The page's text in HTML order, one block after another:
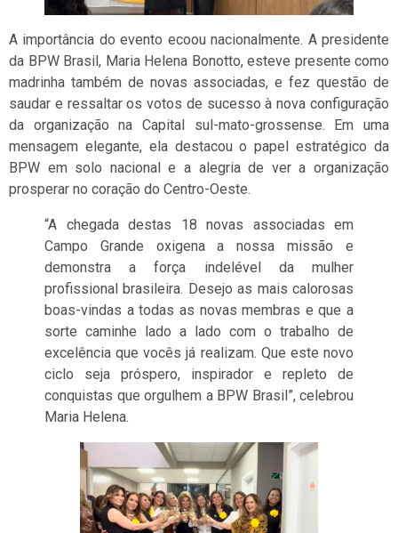
A importância do evento ecoou nacionalmente. A presidente
da BPW Brasil, Maria Helena Bonotto, esteve presente como
madrinha também de novas associadas, e fez questão de
saudar e ressaltar os votos de sucesso à nova configuração
da organização na Capital sul-mato-grossense. Em uma
mensagem elegante, ela destacou o papel estratégico da
BPW em solo nacional e a alegria de ver a organização
prosperar no coração do Centro-Oeste.
“A chegada destas 18 novas associadas em
Campo Grande oxigena a nossa missão e
demonstra a força indelével da mulher
profissional brasileira. Desejo as mais calorosas
boas-vindas a todas as novas membras e que a
sorte caminhe lado a lado com o trabalho de
excelência que vocês já realizam. Que este novo
ciclo seja próspero, inspirador e repleto de
conquistas que orgulhem a BPW Brasil”, celebrou
Maria Helena.